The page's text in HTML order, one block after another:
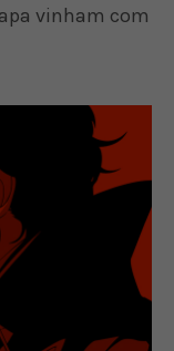
vinham com